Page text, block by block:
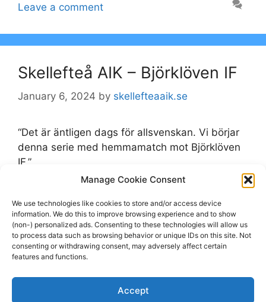
Manage Cookie Consent
We use technologies like cookies to store and/or access device
information. We do this to improve browsing experience and to show
(non-) personalized ads. Consenting to these technologies will allow us
to process data such as browsing behavior or unique IDs on this site. Not
consenting or withdrawing consent, may adversely affect certain
features and functions.
Accept
Leave a comment
Skellefteå AIK – Björklöven IF
January 6, 2024 by skellefteaaik.se
“Det är äntligen dags för allsvenskan. Vi börjar
denna serie med hemmamatch mot Björklöven
IF.”
Björklöven ,skellefteaaik.se
Tags
AIK,Björklöven, Skellefteå,Skellefteå AIK
Leave a comment